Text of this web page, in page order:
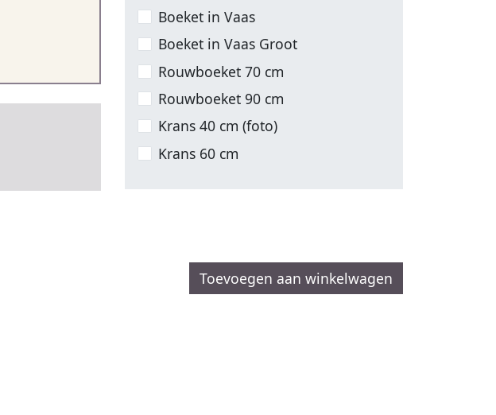
Boeket in Vaas
Boeket in Vaas Groot
Rouwboeket 70 cm
Rouwboeket 90 cm
Krans 40 cm (foto)
Krans 60 cm
Toevoegen aan winkelwagen